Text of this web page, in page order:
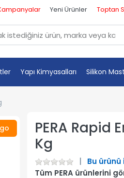
Yeni Ürünler Toptan
Yapı Kimyasalları Silikon
PERA Rapid
Kg
Bu
Tüm PERA ürünlerini